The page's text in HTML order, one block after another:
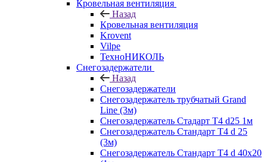
Кровельная вентиляция
Назад
Кровельная вентиляция
Krovent
Vilpe
ТехноНИКОЛЬ
Снегозадержатели
Назад
Снегозадержатели
Снегозадержатель трубчатый Grand
Line (3м)
Снегозадержатель Стадарт Т4 d25 1м
Снегозадержатель Стандарт Т4 d 25
(3м)
Снегозадержатель Стандарт Т4 d 40х20